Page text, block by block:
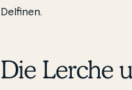
Delfinen.
Die Lerche